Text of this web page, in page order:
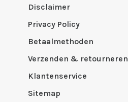
Disclaimer
Privacy Policy
Betaalmethoden
Verzenden & retourneren
Klantenservice
Sitemap